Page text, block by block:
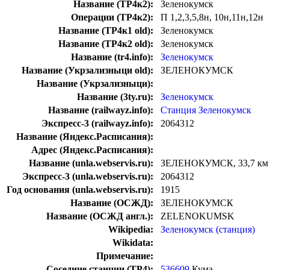
Название (ТР4к2):
Зеленокумск
Операции (ТР4к2):
П 1,2,3,5,8н, 10н,11н,12н
Название (ТР4к1 old):
Зеленокумск
Название (ТР4к2 old):
Зеленокумск
Название (tr4.info):
Зеленокумск
Название (Укрзализныци old):
ЗЕЛЕНОКУМСК
Название (Укрзализныци):
Название (3ty.ru):
Зеленокумск
Название (railwayz.info):
Станция Зеленокумск
Экспресс-3 (railwayz.info):
2064312
Название (Яндекс.Расписания):
Адрес (Яндекс.Расписания):
Название (unla.webservis.ru):
ЗЕЛЕНОКУМСК, 33,7 км
Экспресс-3 (unla.webservis.ru):
2064312
Год основания (unla.webservis.ru):
1915
Название (ОСЖД):
ЗЕЛЕНОКУМСК
Название (ОСЖД англ.):
ZELENOKUMSK
Wikipedia:
Зеленокумск (станция)
Wikidata:
Примечание: